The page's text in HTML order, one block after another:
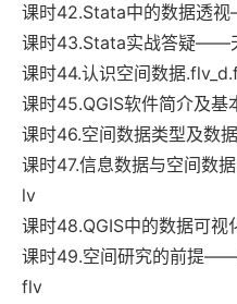
课时42.Stata中的数据透
课时43.Stata实战答疑——
课时44.认识空间数据
课时45.QGIS软件简介及
课时46.空间数据类型及数
课时47.信息数据与空间数
lv
课时48.QGIS中的数据可
课时49.空间研究的前提
flv